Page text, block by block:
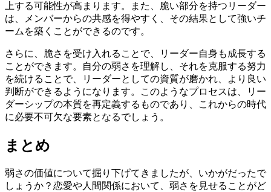
上する可能性が高まります。また、脆い部分を持つリーダー
は、メンバーからの共感を得やすく、その結果として強いチ
ームを築くことができるのです。
さらに、脆さを受け入れることで、リーダー自身も成長する
ことができます。自分の弱さを理解し、それを克服する努力
を続けることで、リーダーとしての資質が磨かれ、より良い
判断ができるようになります。このようなプロセスは、リー
ダーシップの本質を再定義するものであり、これからの時代
に必要不可欠な要素となるでしょう。
まとめ
弱さの価値について掘り下げてきましたが、いかがだったで
しょうか？恋愛や人間関係において、弱さを見せることがど